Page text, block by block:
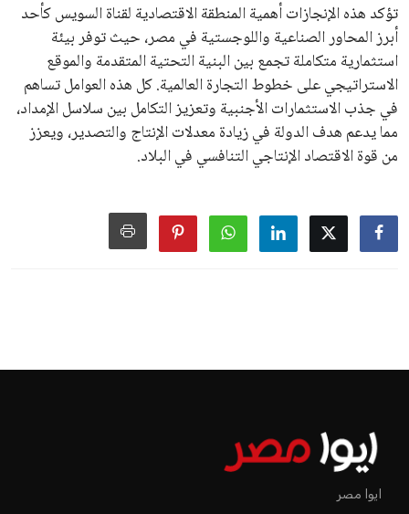
تؤكد هذه الإنجازات أهمية المنطقة الاقتصادية لقناة السويس كأحد
أبرز المحاور الصناعية واللوجستية في مصر، حيث توفر بيئة
استثمارية متكاملة تجمع بين البنية التحتية المتقدمة والموقع
الاستراتيجي على خطوط التجارة العالمية. كل هذه العوامل تساهم
في جذب الاستثمارات الأجنبية وتعزيز التكامل بين سلاسل الإمداد،
مما يدعم هدف الدولة في زيادة معدلات الإنتاج والتصدير، ويعزز
من قوة الاقتصاد الإنتاجي التنافسي في البلاد.
ايوا مصر